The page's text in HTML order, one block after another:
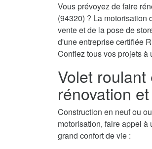
Vous prévoyez de faire
(94320) ? La motorisation
vente et de la pose de
d'une entreprise certifiée
Confiez tous vos projets à
Volet
rénovation
Construction en neuf ou
motorisation, faire appel
grand confort de vie :